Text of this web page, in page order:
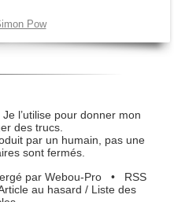
Pow
l’utilise pour donner mon
des trucs.
par un humain, pas une
sont fermés.
par Webou-Pro• RSS
au hasard / Liste des